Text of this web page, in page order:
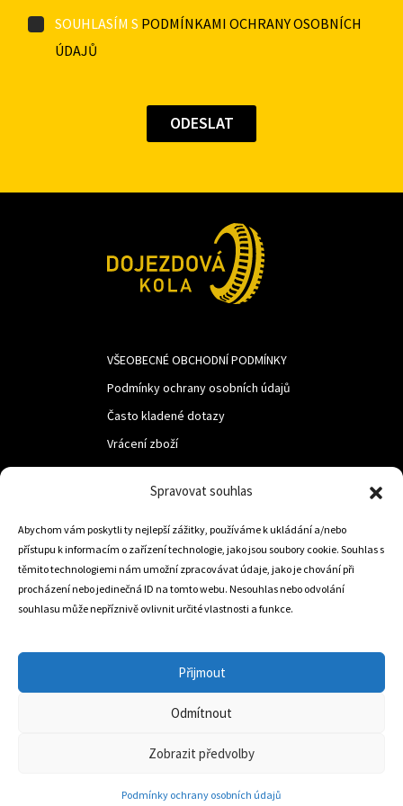
Spravovat souhlas
Abychom vám poskytli ty nejlepší zážitky, používáme k ukládání a/nebo
přístupu k informacím o zařízení technologie, jako jsou soubory cookie. Souhlas s
těmito technologiemi nám umožní zpracovávat údaje, jako je chování při
procházení nebo jedinečná ID na tomto webu. Nesouhlas nebo odvolání
souhlasu může nepříznivě ovlivnit určité vlastnosti a funkce.
Přijmout
Odmítnout
Zobrazit předvolby
Podmínky ochrany osobních údajů
SOUHLASÍM S PODMÍNKAMI OCHRANY OSOBNÍCH
ÚDAJŮ
VŠEOBECNÉ OBCHODNÍ PODMÍNKY
Podmínky ochrany osobních údajů
Často kladené dotazy
Vrácení zboží
LUF s.r.o.
Nám. M.R.Štefanika 518,
Trstená 02801
info@dojezdovakola.com